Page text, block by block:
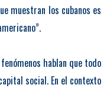
muestran los cubanos es
hablan que todo
social. En el contexto